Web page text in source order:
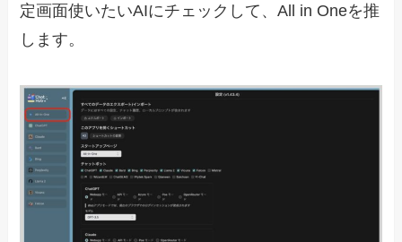
定画面使いたいAIにチェックして、All in Oneを推
します。